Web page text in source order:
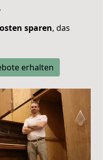
.
sparen, das
erhalten